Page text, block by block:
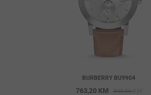
BURBERRY BU9904
848,00KM
763,20 KM